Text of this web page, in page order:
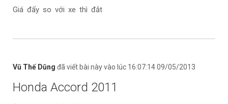
Giá đấy so với xe thì đắt
Vũ Thế Dũng đã viết bài này vào lúc 16:07:14 09/05/2013
Honda Accord 2011